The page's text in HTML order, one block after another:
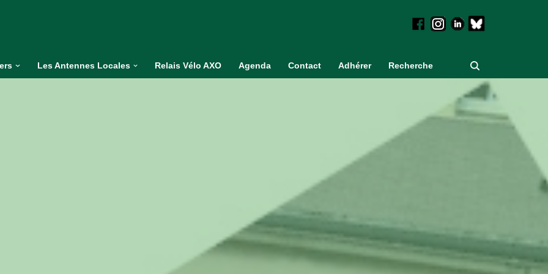
Les Antennes Locales Relais Vélo AXO Agenda Contact Adhérer Recherche